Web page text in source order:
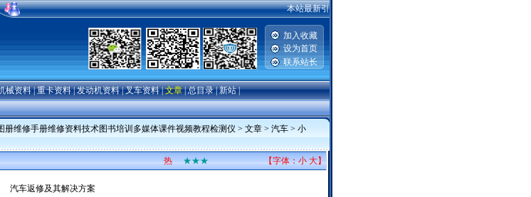
本站最新引进2007-2008款一汽丰田威驰，卡罗拉，普锐斯，广
加入收藏
设为首页
联系站长
械资料|重卡资料|发动机资料|叉车资料|文章|总目录|新站|
维修手册维修资料技术图书培训多媒体课件视频教程检测仪 > 文章 > 汽车 > 小
热 ★★★ 【字体：小 大】
汽车返修及其解决方案